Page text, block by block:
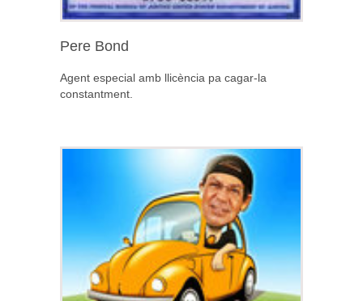
Pere Bond
Agent especial amb llicència pa cagar-la
constantment.